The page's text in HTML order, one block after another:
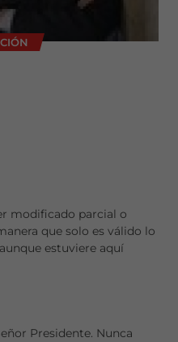
modificado parcial o
que solo es válido lo
estuviere aquí
Presidente. Nunca